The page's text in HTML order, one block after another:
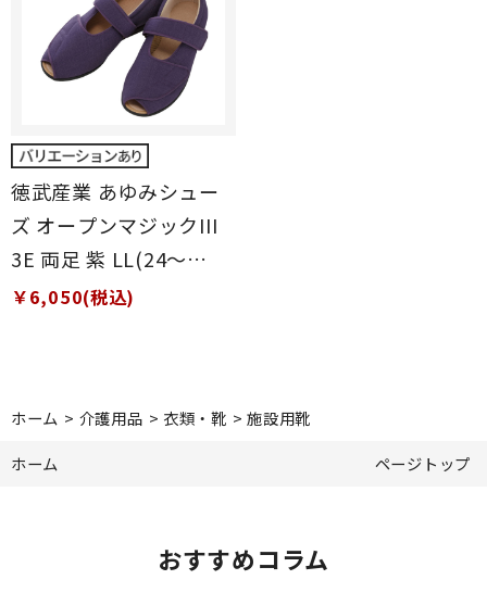
徳武産業 あゆみシュー
ズ オープンマジックIII
3E 両足 紫 LL(24～
24.5cm)
￥6,050(税込)
ホーム > 介護用品 > 衣類・靴 >施設用靴
ホーム
ページトップ
おすすめコラム